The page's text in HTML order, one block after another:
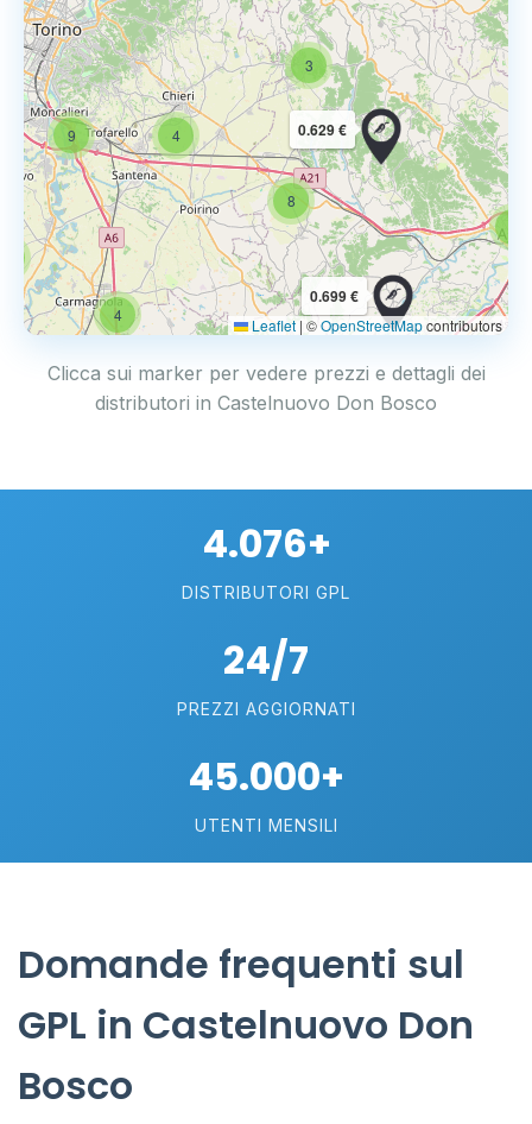
9
4
4
3
8
0.699 €
0.629 €
Leaflet | ©OpenStreetMapcontributors
Clicca sui marker per vedere prezzi e dettagli dei
distributori in Castelnuovo Don Bosco
4.076+
DISTRIBUTORI GPL
24/7
PREZZI AGGIORNATI
45.000+
UTENTI MENSILI
Domande frequenti sul
GPL in Castelnuovo Don
Bosco